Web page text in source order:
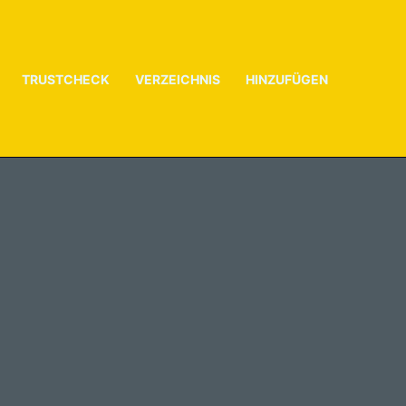
TRUSTCHECK VERZEICHNIS HINZUFÜGEN